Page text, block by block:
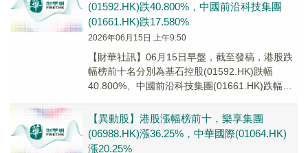
(01592.HK)跌40.800%，中國前沿科技集團
(01661.HK)跌17.580%
2026年06月15日 上午9:50
【財華社訊】06月15日早盤，截至發稿，港股跌
幅榜前十名分別為基石控股(01592.HK)跌幅
40.800%、中國前沿科技集團(01661.HK)跌幅
【異動股】港股漲幅榜前十，樂享集團
(06988.HK)漲36.25%，中華國際(01064.HK)
漲20.25%